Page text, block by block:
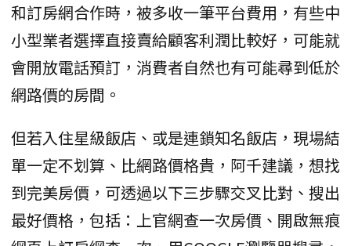
和訂房網合作時，被多收一筆平台費用，有些中
小型業者選擇直接賣給顧客利潤比較好，可能就
會開放電話預訂，消費者自然也有可能尋到低於
網路價的房間。
但若入住星級飯店、或是連鎖知名飯店，現場結
單一定不划算、比網路價格貴，阿千建議，想找
到完美房價，可透過以下三步驟交叉比對、搜出
最好價格，包括：上官網查一次房價、開啟無痕